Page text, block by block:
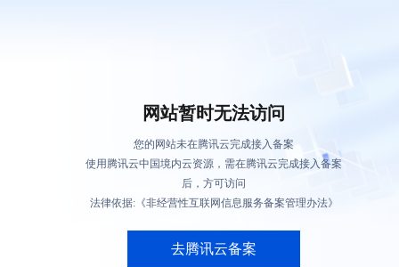
网站暂时无法访问
您的网站未在腾讯云完成接入备案
使用腾讯云中国境内云资源，需在腾讯云完成接入备案
后，方可访问
法律依据:《非经营性互联网信息服务备案管理办法》
去腾讯云备案